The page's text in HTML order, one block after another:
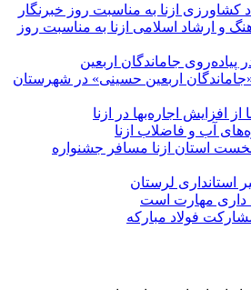
کشاورزی ازنا به مناسبت روز خبرنگار
و ارشاد اسلامی ازنا به مناسبت روز
جاماندگان اربعین
اربعین حسینی» در شهرستان
از افزایش اجاره‌بها در ازنا
آب و فاضلاب ازنا
استان ازنا مسافر جشنواره
استانداری لرستان
داری مهارت است
مشارکت فولاد مبارکه